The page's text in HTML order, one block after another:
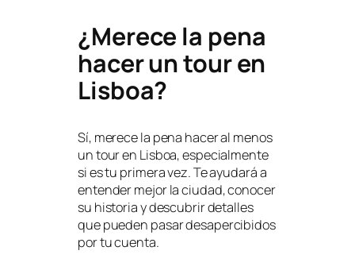
¿Merece la pena
hacer un tour en
Lisboa?
Sí, merece la pena hacer al menos
un tour en Lisboa, especialmente
si es tu primera vez. Te ayudará a
entender mejor la ciudad, conocer
su historia y descubrir detalles
que pueden pasar desapercibidos
por tu cuenta.